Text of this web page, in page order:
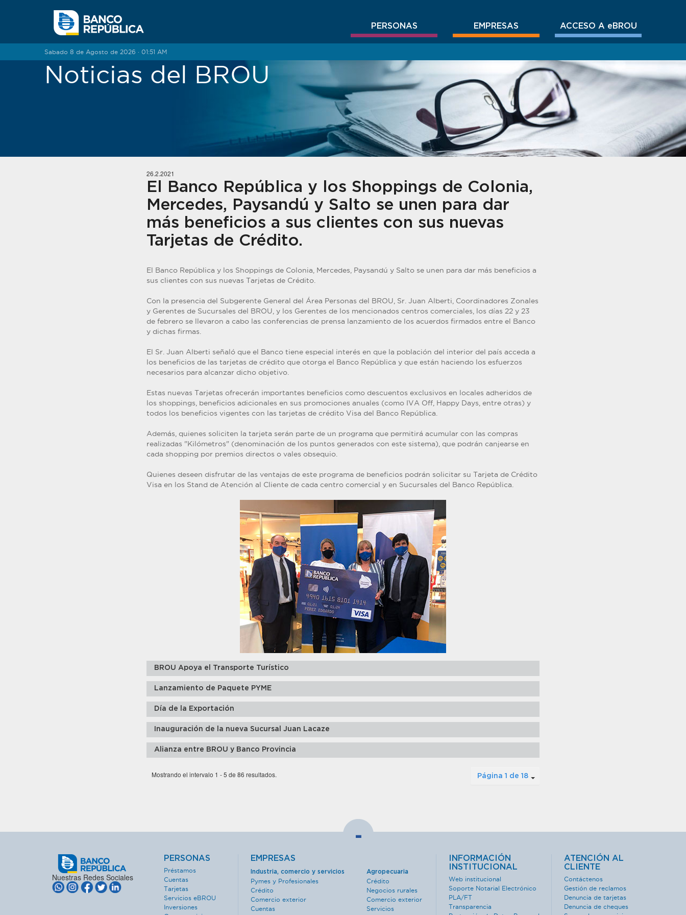
PERSONAS EMPRESAS ACCESO A eBROU
Sabado 8 de Agosto de 2026 · 01:51 AM
Noticias del BROU
26.2.2021
El Banco República y los Shoppings de Colonia,
Mercedes, Paysandú y Salto se unen para dar
más beneficios a sus clientes con sus nuevas
Tarjetas de Crédito.
El Banco República y los Shoppings de Colonia, Mercedes, Paysandú y Salto se unen para dar más beneficios a
sus clientes con sus nuevas Tarjetas de Crédito.
Con la presencia del Subgerente General del Área Personas del BROU, Sr. Juan Alberti, Coordinadores Zonales
y Gerentes de Sucursales del BROU, y los Gerentes de los mencionados centros comerciales, los días 22 y 23
de febrero se llevaron a cabo las conferencias de prensa lanzamiento de los acuerdos firmados entre el Banco
y dichas firmas.
El Sr. Juan Alberti señaló que el Banco tiene especial interés en que la población del interior del país acceda a
los beneficios de las tarjetas de crédito que otorga el Banco República y que están haciendo los esfuerzos
necesarios para alcanzar dicho objetivo.
Estas nuevas Tarjetas ofrecerán importantes beneficios como descuentos exclusivos en locales adheridos de
los shoppings, beneficios adicionales en sus promociones anuales (como IVA Off, Happy Days, entre otras) y
todos los beneficios vigentes con las tarjetas de crédito Visa del Banco República.
Además, quienes soliciten la tarjeta serán parte de un programa que permitirá acumular con las compras
realizadas "Kilómetros" (denominación de los puntos generados con este sistema), que podrán canjearse en
cada shopping por premios directos o vales obsequio.
Quienes deseen disfrutar de las ventajas de este programa de beneficios podrán solicitar su Tarjeta de Crédito
Visa en los Stand de Atención al Cliente de cada centro comercial y en Sucursales del Banco República.
BROU Apoya el Transporte Turístico
Lanzamiento de Paquete PYME
Día de la Exportación
Inauguración de la nueva Sucursal Juan Lacaze
Alianza entre BROU y Banco Provincia
Página 1 de 18
Mostrando el intervalo 1 - 5 de 86 resultados.
-
Nuestras Redes Sociales
PERSONAS
Préstamos
Cuentas
Tarjetas
Servicios eBROU
Inversiones
EMPRESAS
Industria, comercio y servicios
Pymes y Profesionales
Crédito
Comercio exterior
Cuentas
Agropecuaria
Crédito
Negocios rurales
Comercio exterior
Servicios
INFORMACIÓN
INSTITUCIONAL
Web institucional
Soporte Notarial Electrónico
PLA/FT
Transparencia
ATENCIÓN AL
CLIENTE
Contáctenos
Gestión de reclamos
Denuncia de tarjetas
Denuncia de cheques